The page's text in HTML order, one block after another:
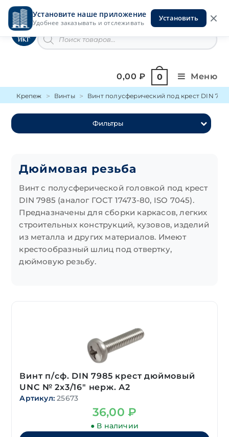
Установите наше приложение
Удобнее заказывать и отслеживать
Установить
Перейти
содержимомуИнструменты на Горской
товаров
0,00₽ 0 Меню
Крепеж Винты Винт полусферический под крест DIN
Фильтры
Дюймовая резьба
Винт с полусферической головкой под крест
DIN 7985 (аналог ГОСТ 17473-80, ISO 7045).
Предназначены для сборки каркасов, легких
строительных конструкций, кузовов, изделий
из металла и других материалов. Имеют
крестообразный шлиц под отвертку,
дюймовую резьбу.
Винт п/сф. DIN 7985 крест дюймовый
UNC № 2х3/16″ нерж. А2
Артикул: 25673
36,00 ₽
● В наличии